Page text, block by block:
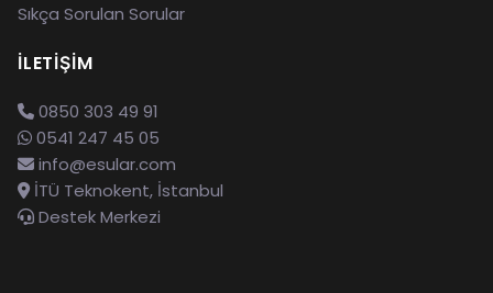
Sıkça Sorulan Sorular
İLETIŞIM
0850 303 49 91
0541 247 45 05
info@esular.com
İTÜ Teknokent, İstanbul
Destek Merkezi